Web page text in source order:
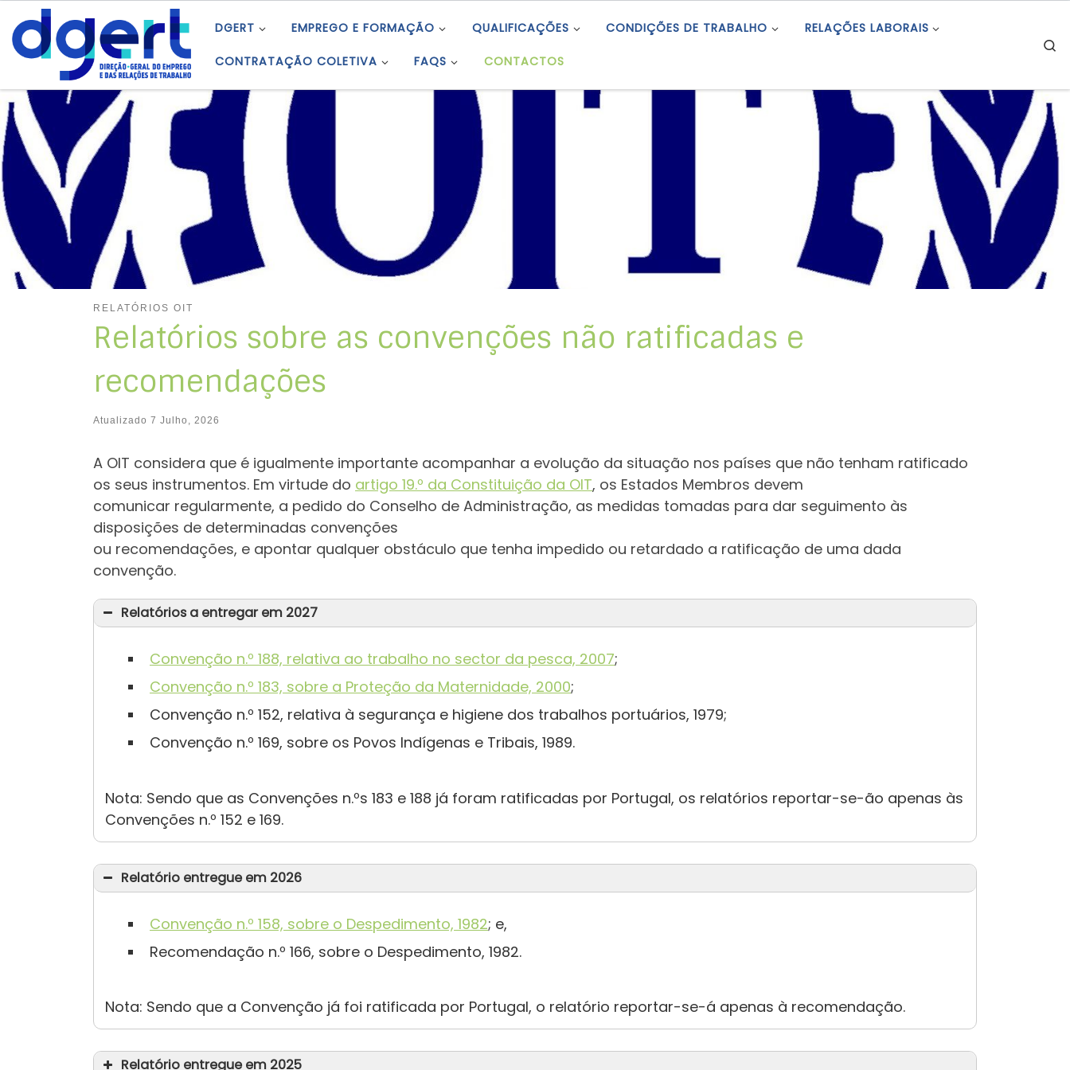
Skip to content DGERT EMPREGO E FORMAÇÃO QUALIFICAÇÕES CONDIÇÕES DE TRABALHO RELAÇÕES LABORAIS
CONTRATAÇÃO COLETIVA FAQS CONTACTOS
RELATÓRIOS OIT
Relatórios sobre as convenções não ratificadas e
recomendações
Atualizado 7 Julho, 2026
A OIT considera que é igualmente importante acompanhar a evolução da situação nos países que não tenham ratificado
os seus instrumentos. Em virtude do artigo 19.º da Constituição da OIT, os Estados Membros devem
comunicar regularmente, a pedido do Conselho de Administração, as medidas tomadas para dar seguimento às
disposições de determinadas convenções
ou recomendações, e apontar qualquer obstáculo que tenha impedido ou retardado a ratificação de uma dada
convenção.
Relatórios a entregar em 2027
Convenção n.º 188, relativa ao trabalho no sector da pesca, 2007;
Convenção n.º 183, sobre a Proteção da Maternidade, 2000;
Convenção n.º 152, relativa à segurança e higiene dos trabalhos portuários, 1979;
Convenção n.º 169, sobre os Povos Indígenas e Tribais, 1989.
Nota: Sendo que as Convenções n.ºs 183 e 188 já foram ratificadas por Portugal, os relatórios reportar-se-ão apenas às
Convenções n.º 152 e 169.
Relatório entregue em 2026
Convenção n.º 158, sobre o Despedimento, 1982; e,
Recomendação n.º 166, sobre o Despedimento, 1982.
Nota: Sendo que a Convenção já foi ratificada por Portugal, o relatório reportar-se-á apenas à recomendação.
Relatório entregue em 2025